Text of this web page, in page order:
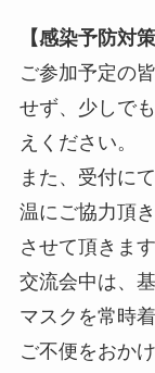
【感染予防対
ご参加予定の
せず、少しで
えください。
また、受付に
温にご協力頂
させて頂きま
交流会中は、
マスクを常時
ご不便をおか